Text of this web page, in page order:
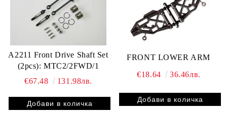
A2211 Front Drive Shaft Set
(2pcs): MTC2/2FWD/1
€67.48
131.98лв.
FRONT LOWER ARM
€18.64 36.46лв.